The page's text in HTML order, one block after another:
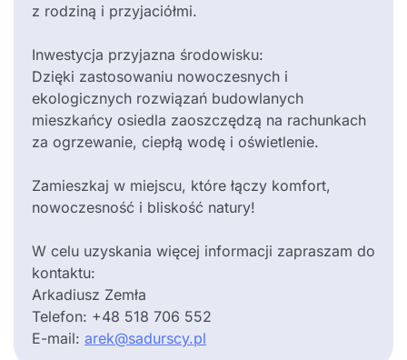
z rodziną i przyjaciółmi.
Inwestycja przyjazna środowisku:
Dzięki zastosowaniu nowoczesnych i
ekologicznych rozwiązań budowlanych
mieszkańcy osiedla zaoszczędzą na rachunkach
za ogrzewanie, ciepłą wodę i oświetlenie.
Zamieszkaj w miejscu, które łączy komfort,
nowoczesność i bliskość natury!
W celu uzyskania więcej informacji zapraszam do
kontaktu:
Arkadiusz Zemła
Telefon: +48 518 706 552
E-mail: arek@sadurscy.pl